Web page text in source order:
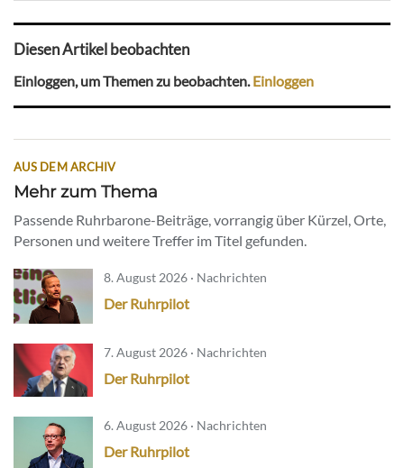
Diesen Artikel beobachten
Einloggen, um Themen zu beobachten.Einloggen
AUS DEM ARCHIV
Mehr zum Thema
Passende Ruhrbarone-Beiträge, vorrangig über Kürzel, Orte,
Personen und weitere Treffer im Titel gefunden.
8. August 2026 · Nachrichten
Der Ruhrpilot
7. August 2026 · Nachrichten
Der Ruhrpilot
6. August 2026 · Nachrichten
Der Ruhrpilot